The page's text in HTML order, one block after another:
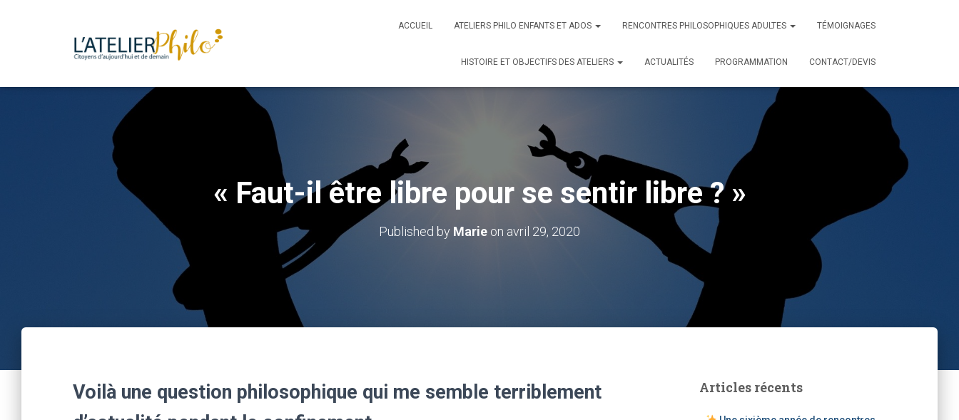
ACCUEIL ATELIERS PHILO ENFANTS ET ADOS RENCONTRES PHILOSOPHIQUES ADULTES TÉMOIGNAGES
HISTOIRE ET OBJECTIFS DES ATELIERS ACTUALITÉS PROGRAMMATION CONTACT/DEVIS
« Faut-il être libre pour se sentir libre ? »
Published by Marie on avril 29, 2020
Voilà une question philosophique qui me semble terriblement
Articles récents